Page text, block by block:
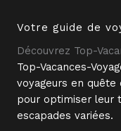
Votre guide de
Découvrez Top-
Top-Vacances-
voyageurs en quête
pour optimiser leur
escapades variées.